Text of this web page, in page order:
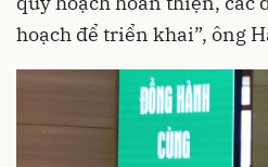
hoạch để triển khai”, ông